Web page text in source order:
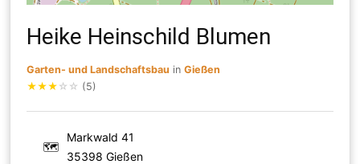
Heike Heinschild Blumen
Garten- und Landschaftsbau inGießen
★★★ ☆ ☆ (5)
🗺
Markwald 41
35398 Gießen